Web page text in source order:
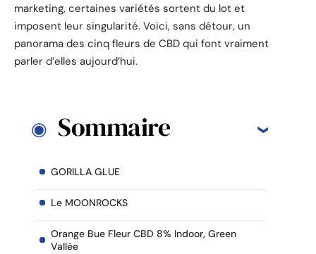
marketing, certaines variétés sortent du lot et
imposent leur singularité. Voici, sans détour, un
panorama des cinq fleurs de CBD qui font vraiment
parler d’elles aujourd’hui.
Sommaire
GORILLA GLUE
Le MOONROCKS
Orange Bue Fleur CBD 8% Indoor, Green
Vallée